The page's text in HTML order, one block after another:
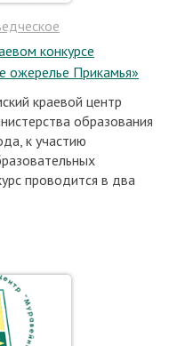
конкурсе
ожерелье Прикамья»
краевой центр
образования
к участию
проводится в два